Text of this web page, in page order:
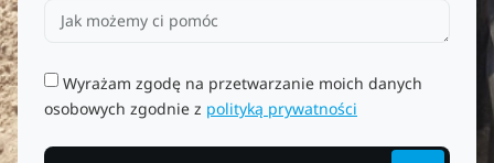
Wyrażam zgodę na przetwarzanie moich danych
osobowych zgodnie z polityką prywatności